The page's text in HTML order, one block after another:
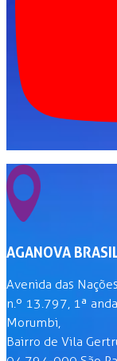
AGANOVA
Avenida das
n.º 13.797, 1ª
Morumbi,
Bairro de Vila